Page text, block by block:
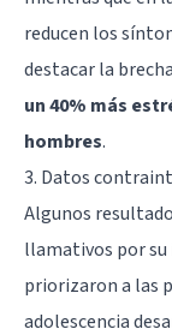
reducen los
destacar la
un 40% más
hombres.
3. Datos
Algunos
llamativos por su
priorizaron a las
adolescencia